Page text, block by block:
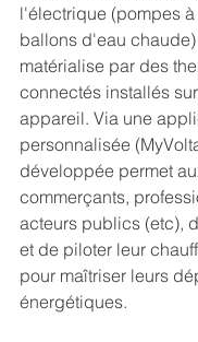
l'électrique (pompes
ballons d'eau
matérialise par des
connectés installés
appareil. Via une
personnalisée
développée permet
commerçants,
acteurs publics (etc),
et de piloter leur
pour maîtriser leurs
énergétiques.